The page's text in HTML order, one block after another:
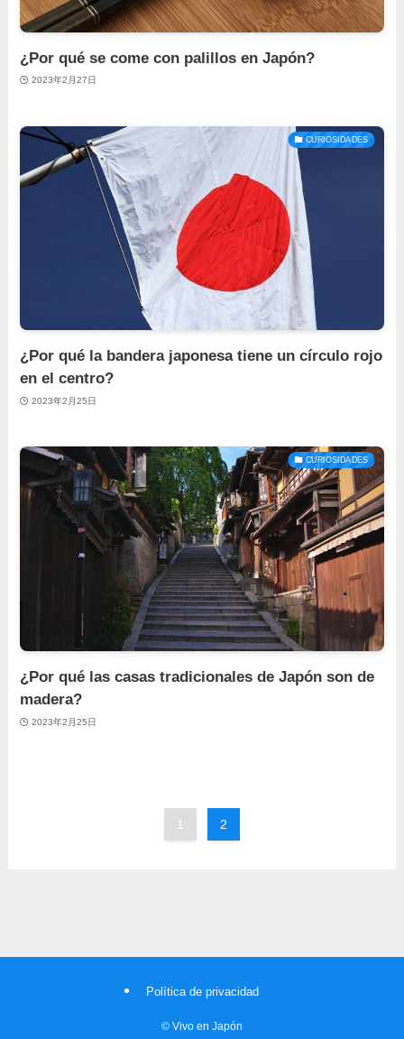
¿Por qué se come con palillos en Japón?
2023年2月27日
CURIOSIDADES
¿Por qué la bandera japonesa tiene un círculo rojo
en el centro?
2023年2月25日
CURIOSIDADES
¿Por qué las casas tradicionales de Japón son de
madera?
2023年2月25日
1 2
Política de privacidad
© Vivo en Japón